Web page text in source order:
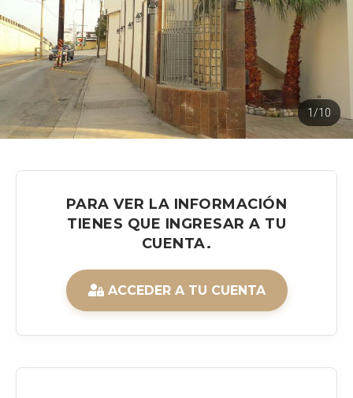
1/10
PARA VER LA INFORMACIÓN
TIENES QUE INGRESAR A TU
CUENTA.
ACCEDER A TU CUENTA